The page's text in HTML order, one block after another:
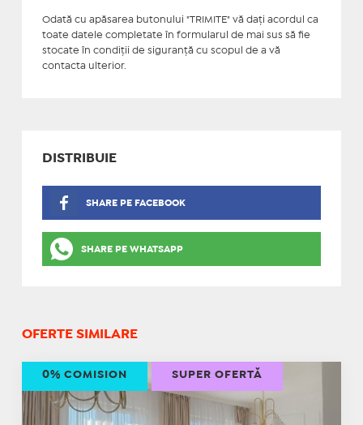
Odată cu apăsarea butonului "TRIMITE" vă daţi acordul ca
toate datele completate în formularul de mai sus să fie
stocate în condiţii de siguranţă cu scopul de a vă
contacta ulterior.
DISTRIBUIE
SHARE PE FACEBOOK
SHARE PE WHATSAPP
OFERTE SIMILARE
0% COMISION SUPER OFERTĂ